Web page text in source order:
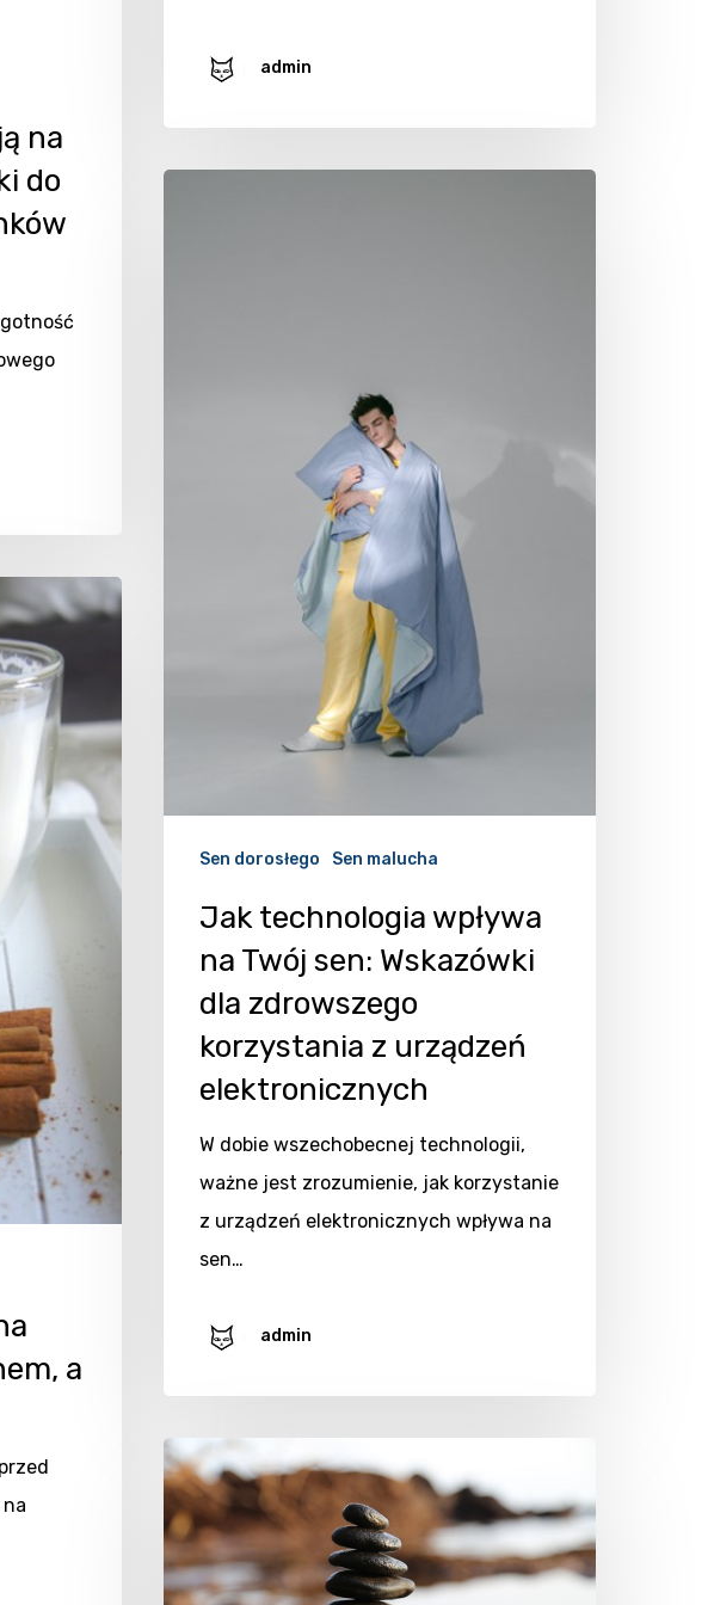
na
do
admin
Sen dorosłego Sen malucha
Jak technologia wpływa
na Twój sen: Wskazówki
dla zdrowszego
korzystania z urządzeń
elektronicznych
W dobie wszechobecnej technologii,
ważne jest zrozumienie, jak korzystanie
z urządzeń elektronicznych wpływa na
sen…
admin
a